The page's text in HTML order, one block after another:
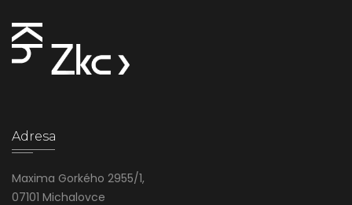
Adresa
Maxima Gorkého 2955/1,
07101 Michalovce